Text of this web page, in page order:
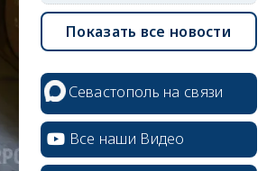
Показать все новости
Севастополь на связи
Все наши Видео